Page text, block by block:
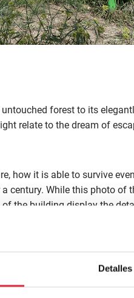
Detalles
forest to its
relate to the dream of
how it is able to survive
century. While this photo of
the building display the
collectors, solar
AQUÍ